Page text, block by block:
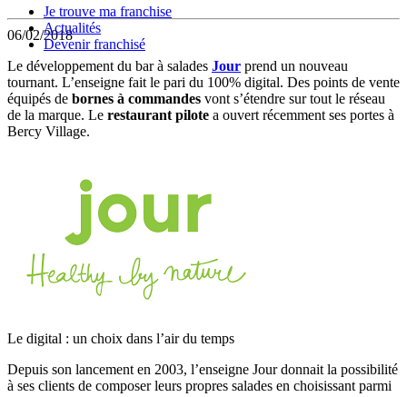
Je trouve ma franchise
Actualités
Devenir franchisé
06/02/2018
Le développement du bar à salades Jour prend un nouveau
tournant. L’enseigne fait le pari du 100% digital. Des points de vente
équipés de bornes à commandes vont s’étendre sur tout le réseau
de la marque. Le restaurant pilote a ouvert récemment ses portes à
Bercy Village.
Le digital : un choix dans l’air du temps
Depuis son lancement en 2003, l’enseigne Jour donnait la possibilité
à ses clients de composer leurs propres salades en choisissant parmi